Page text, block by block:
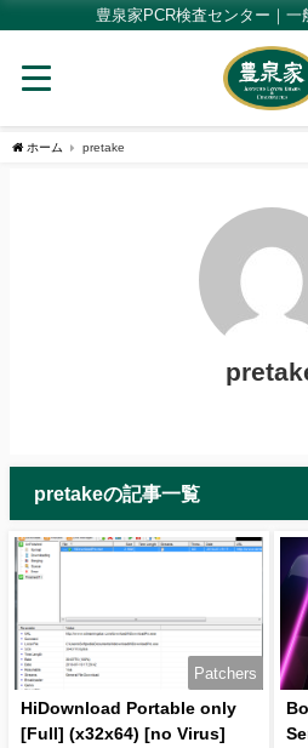
豊泉家PCR検査センター｜一
ホーム pretake
pretakeの記事一覧
Patchers
HiDownload Portable only
[Full] (x32x64) [no Virus]